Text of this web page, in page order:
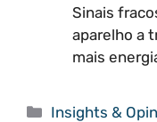
Sinais
aparelho a
mais
Categorias
Insights &